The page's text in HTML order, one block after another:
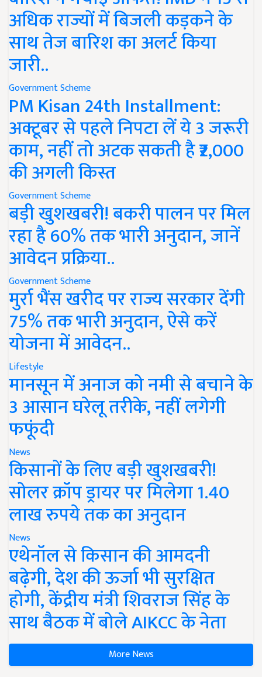
अधिक राज्यों में बिजली कड़कने के
साथ तेज बारिश का अलर्ट किया
जारी..
Government Scheme
PM Kisan 24th Installment:
अक्टूबर से पहले निपटा लें ये 3 जरूरी
काम, नहीं तो अटक सकती है ₹2,000
की अगली किस्त
Government Scheme
बड़ी खुशखबरी! बकरी पालन पर मिल
रहा है 60% तक भारी अनुदान, जानें
आवेदन प्रक्रिया..
Government Scheme
मुर्रा भैंस खरीद पर राज्य सरकार देंगी
75% तक भारी अनुदान, ऐसे करें
योजना में आवेदन..
Lifestyle
मानसून में अनाज को नमी से बचाने के
3 आसान घरेलू तरीके, नहीं लगेगी
फफूंदी
News
किसानों के लिए बड़ी खुशखबरी!
सोलर क्रॉप ड्रायर पर मिलेगा 1.40
लाख रुपये तक का अनुदान
News
एथेनॉल से किसान की आमदनी
बढ़ेगी, देश की ऊर्जा भी सुरक्षित
होगी, केंद्रीय मंत्री शिवराज सिंह के
साथ बैठक में बोले AIKCC के नेता
More News